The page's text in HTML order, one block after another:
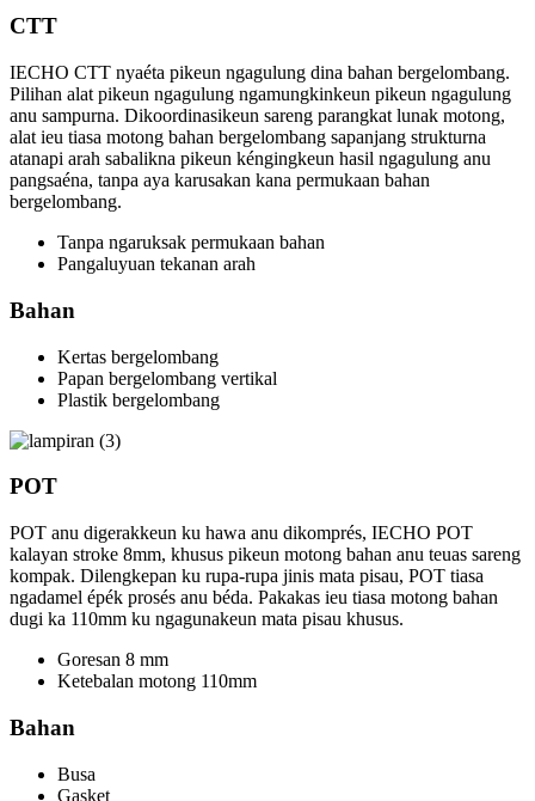
CTT
IECHO CTT nyaéta pikeun ngagulung dina bahan bergelombang.
Pilihan alat pikeun ngagulung ngamungkinkeun pikeun ngagulung
anu sampurna. Dikoordinasikeun sareng parangkat lunak motong,
alat ieu tiasa motong bahan bergelombang sapanjang strukturna
atanapi arah sabalikna pikeun kéngingkeun hasil ngagulung anu
pangsaéna, tanpa aya karusakan kana permukaan bahan
bergelombang.
Tanpa ngaruksak permukaan bahan
Pangaluyuan tekanan arah
Bahan
Kertas bergelombang
Papan bergelombang vertikal
Plastik bergelombang
POT
POT anu digerakkeun ku hawa anu dikomprés, IECHO POT
kalayan stroke 8mm, khusus pikeun motong bahan anu teuas sareng
kompak. Dilengkepan ku rupa-rupa jinis mata pisau, POT tiasa
ngadamel épék prosés anu béda. Pakakas ieu tiasa motong bahan
dugi ka 110mm ku ngagunakeun mata pisau khusus.
Goresan 8 mm
Ketebalan motong 110mm
Bahan
Busa
Gasket